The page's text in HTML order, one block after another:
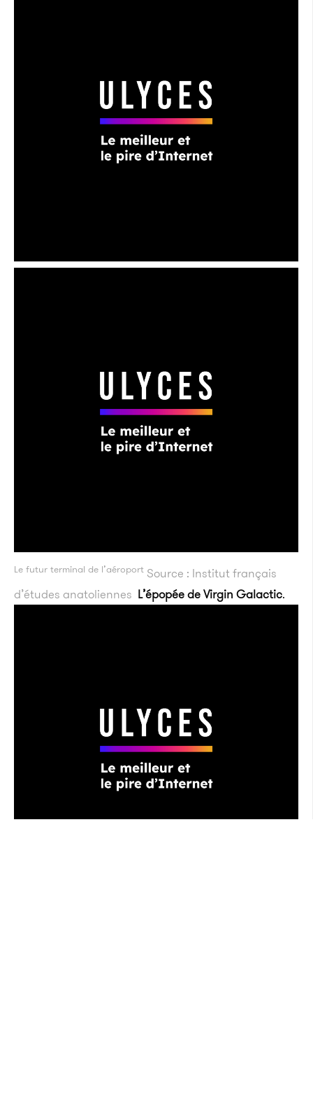
Le futur terminal de l’aéroport Source : Institut français
d’études anatoliennes L’épopée de Virgin Galactic.